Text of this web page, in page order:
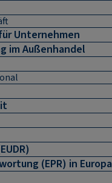
Unternehmen
im Außenhandel
(EPR) in Europa